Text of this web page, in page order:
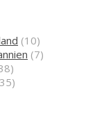
(10)
(7)